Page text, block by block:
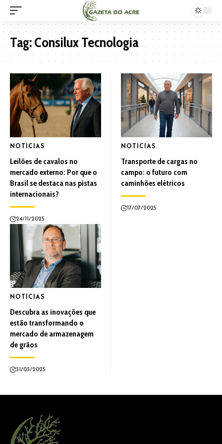
Tag:Consilux Tecnologia
NOTICIAS
Leilões de cavalos no
mercado externo: Por que o
Brasil se destaca nas pistas
internacionais?
24/11/2025
NOTICIAS
Transporte de cargas no
campo: o futuro com
caminhões elétricos
17/07/2025
NOTICIAS
Descubra as inovações que
estão transformando o
mercado de armazenagem
de grãos
31/03/2025